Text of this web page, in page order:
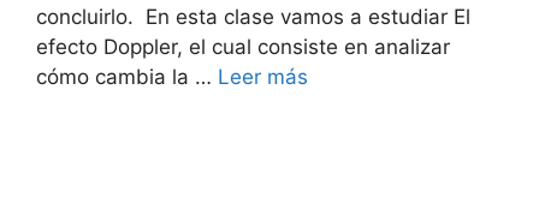
concluirlo. En esta clase vamos a estudiar El
efecto Doppler, el cual consiste en analizar
cómo cambia la … Leer más